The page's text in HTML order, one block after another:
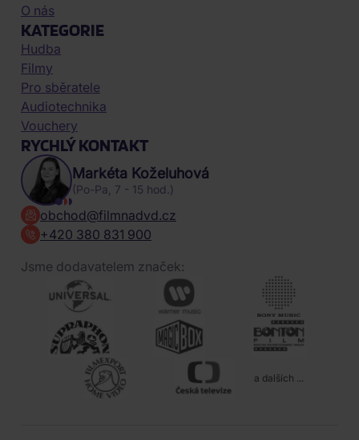
O nás
KATEGORIE
Hudba
Filmy
Pro sběratele
Audiotechnika
Vouchery
RYCHLÝ KONTAKT
Markéta Koželuhová
(Po-Pa, 7 - 15 hod.)
obchod@filmnadvd.cz
+420 380 831 900
Jsme dodavatelem značek:
a dalších ...